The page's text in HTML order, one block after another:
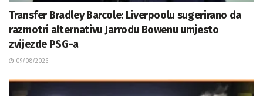
Transfer Bradley Barcole: Liverpoolu sugerirano da
razmotri alternativu Jarrodu Bowenu umjesto
zvijezde PSG-a
09/08/2026